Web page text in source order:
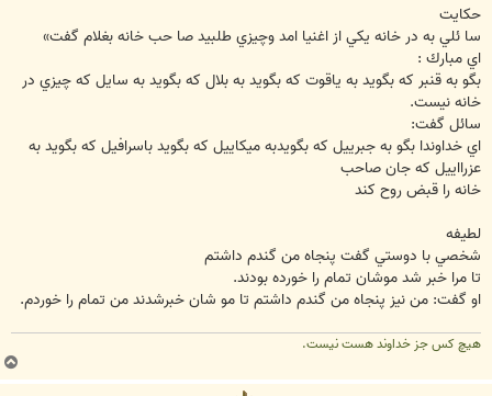
ت
حكايت
سا ئلي به در خانه يكي از اغنيا امد وچيزي طلبيد صا حب خانه بغلام گفت»
اي مبارك :
بگو به قنبر كه بگويد به ياقوت كه بگويد به بلال كه بگويد به سايل كه چيزي در
خانه نيست.
سائل گفت:
اي خداوندا بگو به جبرييل كه بگويدبه ميكاييل كه بگويد باسرافيل كه بگويد به
عزرااييل كه جان صاحب
خانه را قبض روح كند
لطيفه
شخصي با دوستي گفت پنجاه من گندم داشتم
تا مرا خبر شد موشان تمام را خورده بودند.
او گفت: من نيز پنجاه من گندم داشتم تا مو شان خبرشدند من تمام را خوردم.
هیچ کس جز خداوند هست نیست.
ب
ا